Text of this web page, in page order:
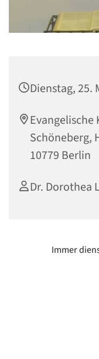
Dienstag, 25.
Schöneberg,
10779 Berlin
Dr. Dorothea
Immer